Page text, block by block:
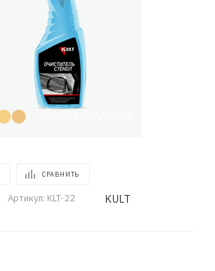
СРАВНИТЬ
Артикул: KLT-22 KULT